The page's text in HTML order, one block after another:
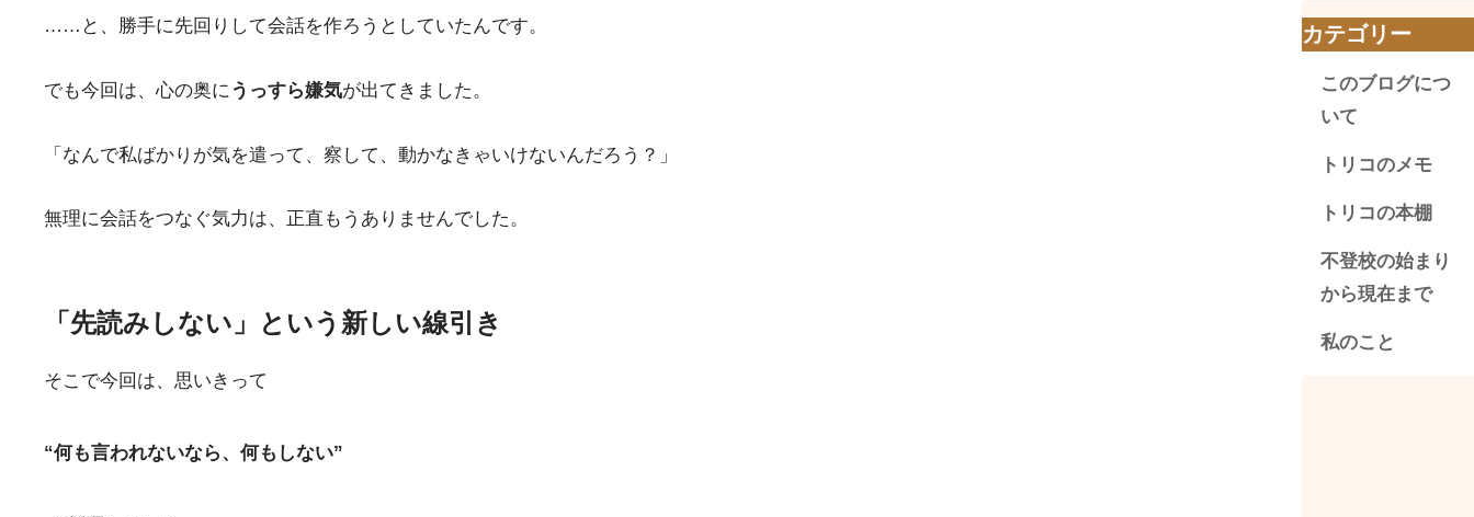
……と、勝手に先回りして会話を作ろうとしていたんです。
でも今回は、心の奥に うっすら嫌気が出てきました。
「なんで私ばかりが気を遣って、察して、動かなきゃいけないんだろう？」
無理に会話をつなぐ気力は、正直もうありませんでした。
「先読みしない」という新しい線引き
そこで今回は、思いきって
“何も言われないなら、何もしない”
カテゴリー
このブログにつ
いて
トリコのメモ
トリコの本棚
不登校の始まり
から現在まで
私のこと